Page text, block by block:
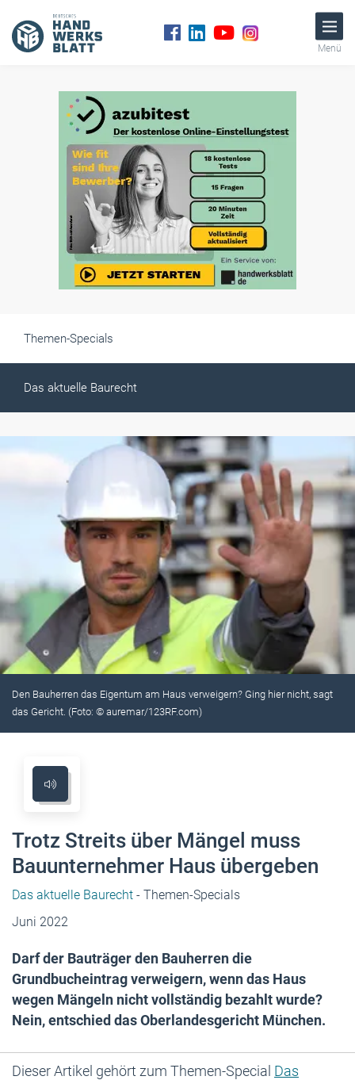
Menü
Themen-Specials
Das aktuelle Baurecht
Den Bauherren das Eigentum am Haus verweigern? Ging hier nicht, sagt
das Gericht. (Foto: © auremar/123RF.com)
Trotz Streits über Mängel muss
Bauunternehmer Haus übergeben
Das aktuelle Baurecht - Themen-Specials
Juni 2022
Darf der Bauträger den Bauherren die
Grundbucheintrag verweigern, wenn das Haus
wegen Mängeln nicht vollständig bezahlt wurde?
Nein, entschied das Oberlandesgericht München.
Dieser Artikel gehört zum Themen-Special Das